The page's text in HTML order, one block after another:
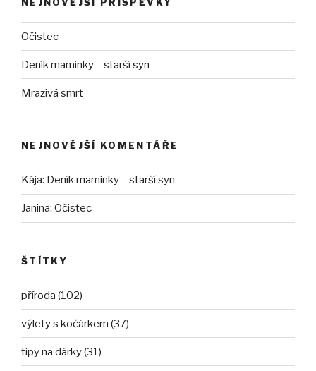
Očistec
Deník maminky – starší syn
Mrazivá smrt
NEJNOVĚJŠÍ KOMENTÁŘE
Kája: Deník maminky – starší syn
Janina: Očistec
ŠTÍTKY
příroda (102)
výlety s kočárkem (37)
tipy na dárky (31)